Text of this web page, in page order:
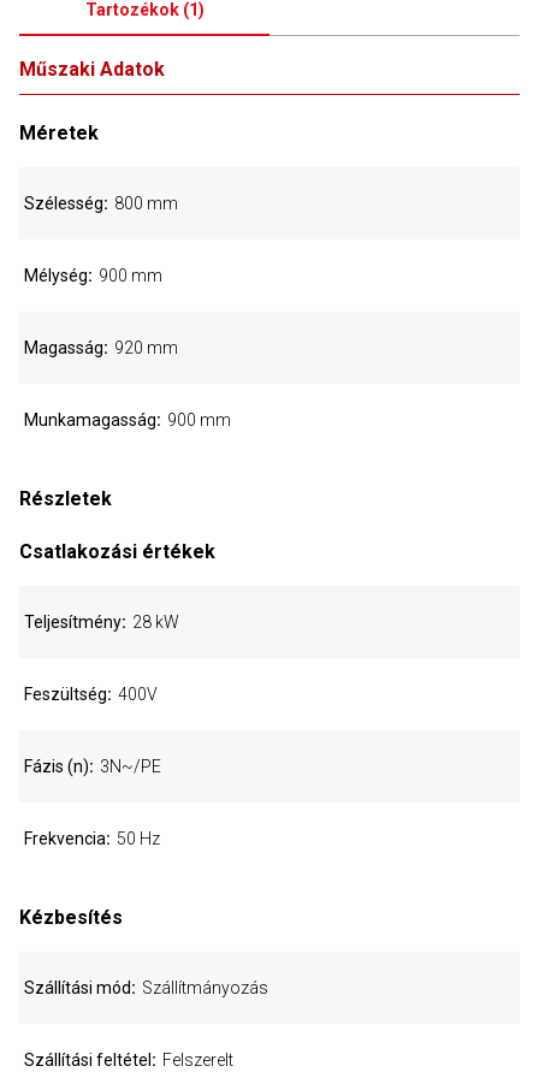
Tartozékok(1)
Műszaki Adatok
Méretek
Szélesség 800 mm
Mélység 900 mm
Magasság 920 mm
Munkamagasság 900 mm
Részletek
Csatlakozási értékek
Teljesítmény 28 kW
Feszültség 400V
Fázis (n) 3N~/PE
Frekvencia 50 Hz
Kézbesítés
Szállítási mód Szállítmányozás
Szállítási feltétel Felszerelt